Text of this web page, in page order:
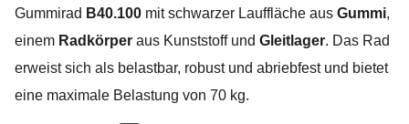
Gummirad B40.100 mit schwarzer Lauffläche aus Gummi,
einem Radkörper aus Kunststoff und Gleitlager. Das Rad
erweist sich als belastbar, robust und abriebfest und bietet
eine maximale Belastung von 70 kg.